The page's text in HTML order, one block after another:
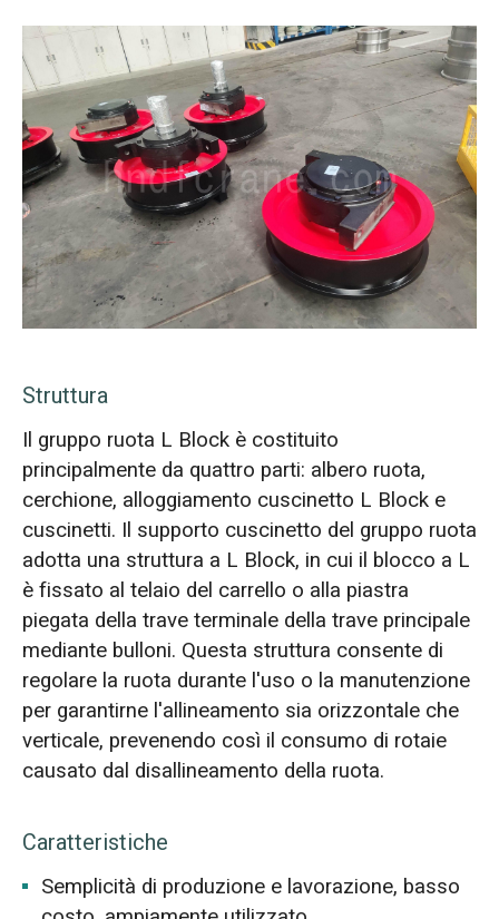
Struttura
Il gruppo ruota L Block è costituito
principalmente da quattro parti: albero ruota,
cerchione, alloggiamento cuscinetto L Block e
cuscinetti. Il supporto cuscinetto del gruppo ruota
adotta una struttura a L Block, in cui il blocco a L
è fissato al telaio del carrello o alla piastra
piegata della trave terminale della trave principale
mediante bulloni. Questa struttura consente di
regolare la ruota durante l'uso o la manutenzione
per garantirne l'allineamento sia orizzontale che
verticale, prevenendo così il consumo di rotaie
causato dal disallineamento della ruota.
Caratteristiche
Semplicità di produzione e lavorazione, basso